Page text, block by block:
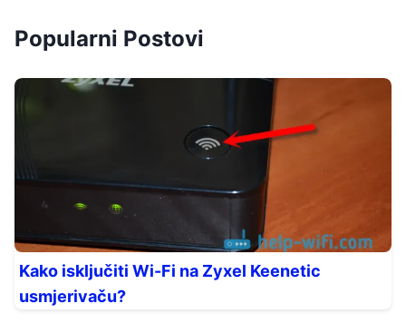
Popularni Postovi
Kako isključiti Wi-Fi na Zyxel Keenetic
usmjerivaču?